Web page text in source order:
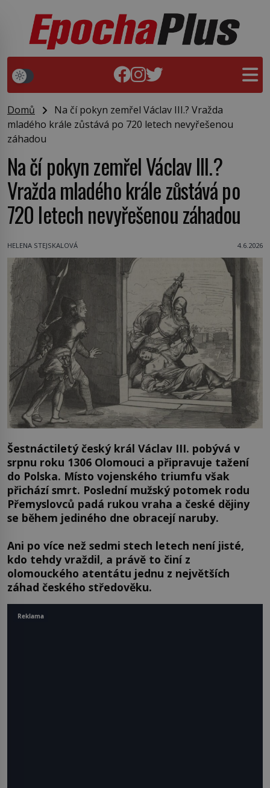
Domů
Na čí pokyn zemřel Václav III.? Vražda
mladého krále zůstává po 720 letech nevyřešenou
záhadou
Na čí pokyn zemřel Václav III.?
Vražda mladého krále zůstává po
720 letech nevyřešenou záhadou
HELENA STEJSKALOVÁ 4.6.2026
Šestnáctiletý český král Václav III. pobývá v
srpnu roku 1306 Olomouci a připravuje tažení
do Polska. Místo vojenského triumfu však
přichází smrt. Poslední mužský potomek rodu
Přemyslovců padá rukou vraha a české dějiny
se během jediného dne obracejí naruby.
Ani po více než sedmi stech letech není jisté,
kdo tehdy vraždil, a právě to činí z
olomouckého atentátu jednu z největších
záhad českého středověku.
Reklama